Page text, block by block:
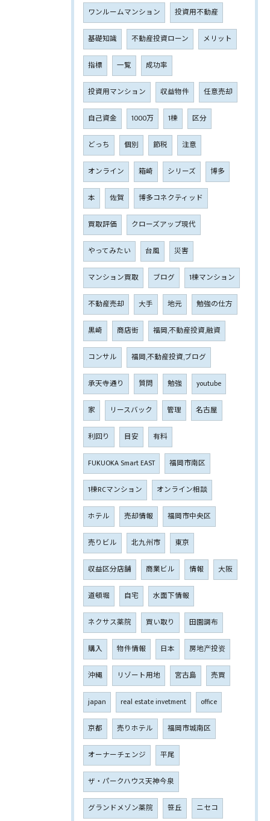
ワンルームマンション 投資用不動産
基礎知識 不動産投資ローン メリット
指標 一覧 成功率
投資用マンション 収益物件 任意売却
自己資金 1000万 1棟 区分
どっち 個別 節税 注意
オンライン 箱崎 シリーズ 博多
本 佐賀 博多コネクティッド
買取評価 クローズアップ現代
やってみたい 台風 災害
マンション買取 ブログ 1棟マンション
不動産売却 大手 地元 勉強の仕方
黒崎 商店街 福岡,不動産投資,融資
コンサル 福岡,不動産投資,ブログ
承天寺通り 質問 勉強 youtube
家 リースバック 管理 名古屋
利回り 目安 有料
FUKUOKA Smart EAST 福岡市南区
1棟RCマンション オンライン相談
ホテル 売却情報 福岡市中央区
売りビル 北九州市 東京
収益区分店舗 商業ビル 情報 大阪
道頓堀 自宅 水面下情報
ネクサス薬院 買い取り 田園調布
購入 物件情報 日本 房地产投资
沖縄 リゾート用地 宮古島 売買
japan real estate invetment office
京都 売りホテル 福岡市城南区
オーナーチェンジ 平尾
ザ・パークハウス天神今泉
グランドメゾン薬院 笹丘 ニセコ